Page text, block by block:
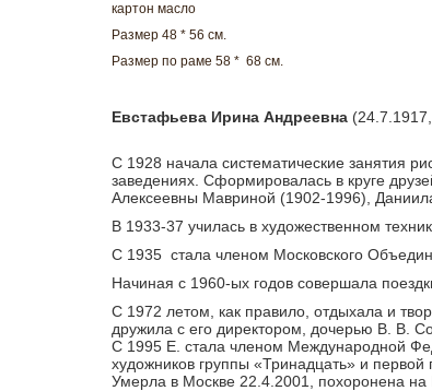
картон масло
Размер 48 * 56 см.
Размер по раме 58 * 68 см.
Евстафьева Ирина Андреевна
С 1928 начала систематические занятия
заведениях. Сформировалась в круге
Алексеевны Мавриной (1902-1996),
В 1933-37 училась в художественном
С 1935 стала членом Московского
Начиная с 1960-ых годов совершала
С 1972 летом, как правило, отдыхала и
дружила с его директором, дочерью В. В.
С 1995 Е. стала членом Международной
художников группы «Тринадцать» и
Умерла в Москве 22.4.2001, похоронена на